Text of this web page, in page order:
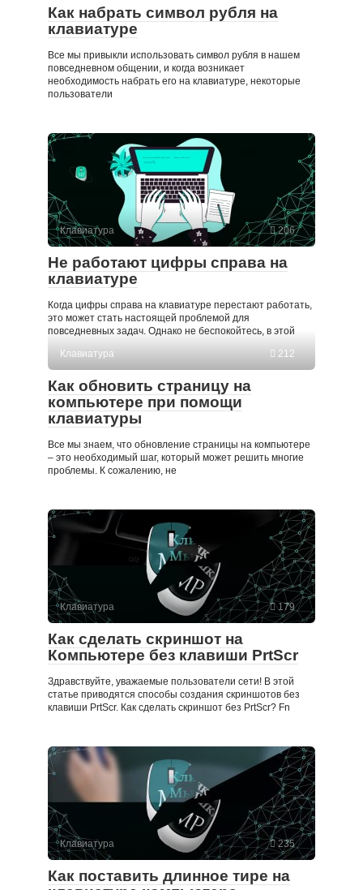
Как набрать символ рубля на
клавиатуре
Все мы привыкли использовать символ рубля в нашем
повседневном общении, и когда возникает
необходимость набрать его на клавиатуре, некоторые
пользователи
Клавиатура 206
Не работают цифры справа на
клавиатуре
Когда цифры справа на клавиатуре перестают работать,
это может стать настоящей проблемой для
повседневных задач. Однако не беспокойтесь, в этой
Клавиатура
212
Как обновить страницу на
компьютере при помощи
клавиатуры
Все мы знаем, что обновление страницы на компьютере
– это необходимый шаг, который может решить многие
проблемы. К сожалению, не
Клавиатура 179
Как сделать скриншот на
Компьютере без клавиши PrtScr
Здравствуйте, уважаемые пользователи сети! В этой
статье приводятся способы создания скриншотов без
клавиши PrtScr. Как сделать скриншот без PrtScr? Fn
Клавиатура 235
Как поставить длинное тире на